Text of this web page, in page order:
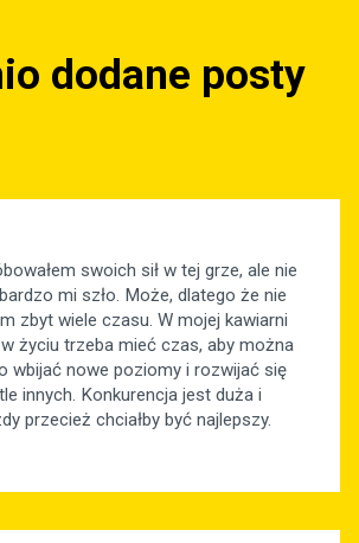
dodane posty
swoich sił w tej grze, ale nie
mi szło. Może, dlatego że nie
zbyt wiele czasu. W mojej kawiarni
życiu trzeba mieć czas, aby można
wbijać nowe poziomy i rozwijać się
innych. Konkurencja jest duża i
przecież chciałby być najlepszy.